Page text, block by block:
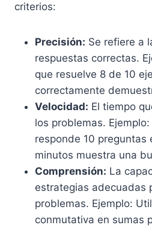
criterios:
Precisión: Se refiere a
respuestas correctas.
que resuelve 8 de 10
correctamente
Velocidad: El tiempo
los problemas.
responde 10 preguntas
minutos muestra una
Comprensión: La
estrategias adecuadas
problemas. Ejemplo:
conmutativa en sumas